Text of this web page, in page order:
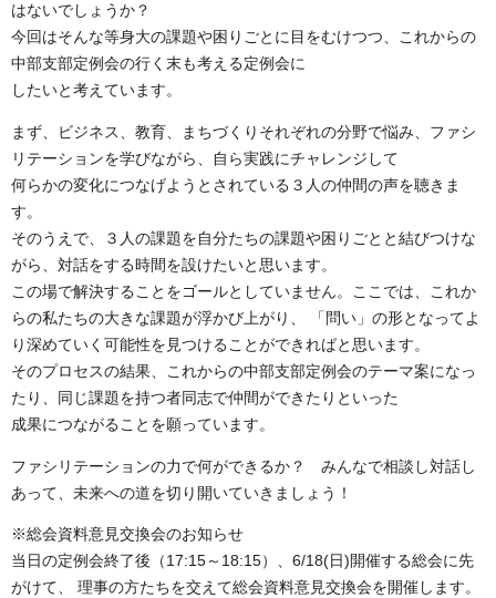
はないでしょうか？
今回はそんな等身大の課題や困りごとに目をむけつつ、これからの
中部支部定例会の行く末も考える定例会に
したいと考えています。
まず、ビジネス、教育、まちづくりそれぞれの分野で悩み、ファシ
リテーションを学びながら、自ら実践にチャレンジして
何らかの変化につなげようとされている３人の仲間の声を聴きま
す。
そのうえで、３人の課題を自分たちの課題や困りごとと結びつけな
がら、対話をする時間を設けたいと思います。
この場で解決することをゴールとしていません。ここでは、これか
らの私たちの大きな課題が浮かび上がり、 「問い」の形となってよ
り深めていく可能性を見つけることができればと思います。
そのプロセスの結果、これからの中部支部定例会のテーマ案になっ
たり、同じ課題を持つ者同志で仲間ができたりといった
成果につながることを願っています。
ファシリテーションの力で何ができるか？ みんなで相談し対話し
あって、未来への道を切り開いていきましょう！
※総会資料意見交換会のお知らせ
当日の定例会終了後（17:15～18:15）、6/18(日)開催する総会に先
がけて、 理事の方たちを交えて総会資料意見交換会を開催します。